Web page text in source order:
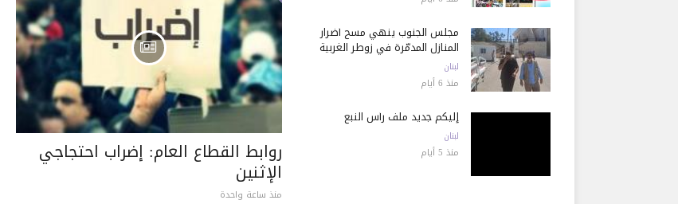
روابط القطاع العام: إضراب احتجاجي
الإثنين
منذ ساعة واحدة
مجلس الجنوب ينهي مسح أضرار
المنازل المدمّرة في زوطر الغربية
لبنان
منذ 6 أيام
إليكم جديد ملف رأس النبع
لبنان
منذ 5 أيام